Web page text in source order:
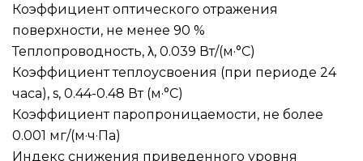
Коэффициент оптического отражения
поверхности, не менее 90 %
Теплопроводность, λ, 0.039 Вт/(м·°C)
Коэффициент теплоусвоения (при периоде 24
часа), s, 0.44-0.48 Вт (м·°C)
Коэффициент паропроницаемости, не более
0.001 мг/(м·ч·Па)
Индекс снижения приведенного уровня